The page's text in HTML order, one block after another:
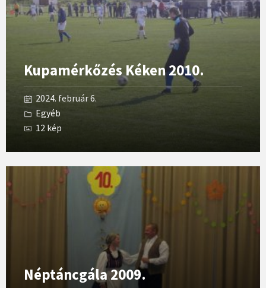
Kupamérkőzés Kéken 2010.
2024. február 6.
Egyéb
12 kép
Néptáncgála 2009.
Gallery